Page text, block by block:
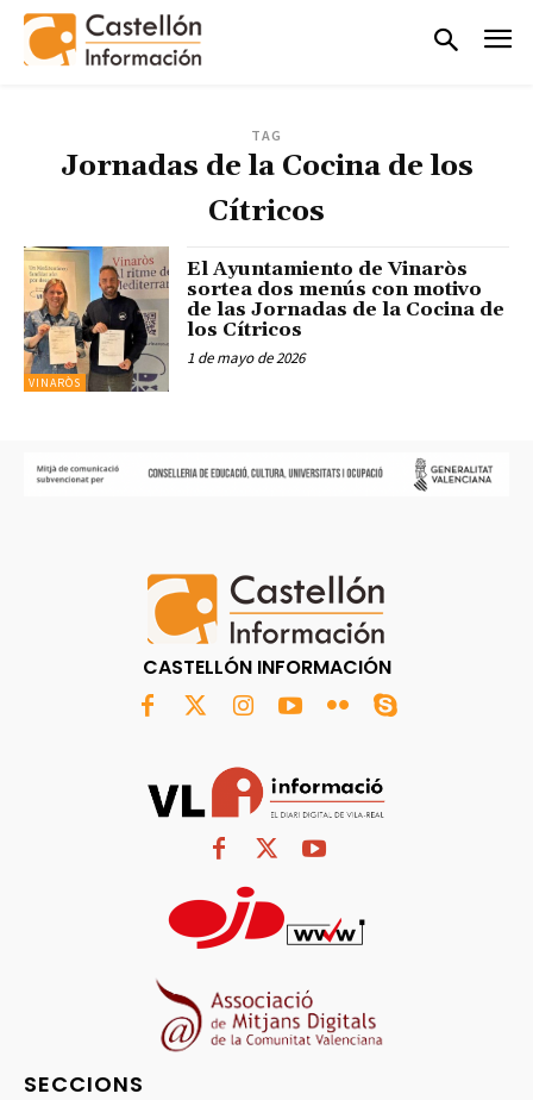
TAG
Jornadas de la Cocina de los
Cítricos
VINARÒS
El Ayuntamiento de Vinaròs
sortea dos menús con motivo
de las Jornadas de la Cocina de
los Cítricos
1 de mayo de 2026
CASTELLÓN INFORMACIÓN
SECCIONS